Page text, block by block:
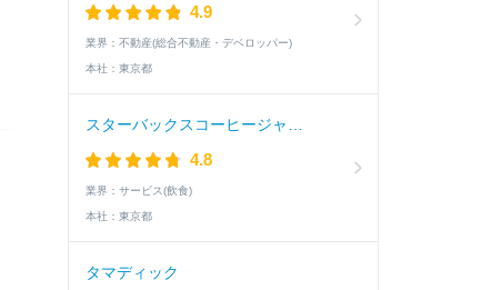
4.9
業界： 不動産(総合不動産・デベロッパー)
本社： 東京都
4.8
業界： サービス(飲食)
本社： 東京都
タマディック